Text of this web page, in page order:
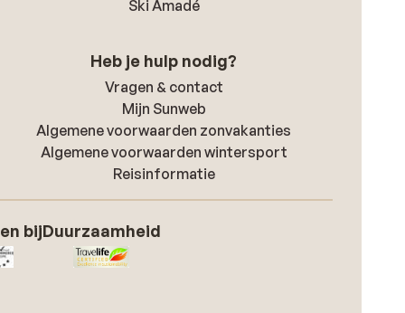
Ski Amadé
Heb je hulp nodig?
Vragen & contact
Mijn Sunweb
Algemene voorwaarden zonvakanties
Algemene voorwaarden wintersport
Reisinformatie
bijDuurzaamheid